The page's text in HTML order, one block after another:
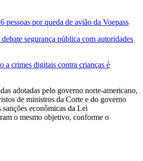
pessoas por queda de avião da Voepass
segurança pública com autoridades
a crimes digitais contra crianças é
adotadas pelo governo norte-americano,
de ministros da Corte e do governo
econômicas da Lei
o mesmo objetivo, conforme o